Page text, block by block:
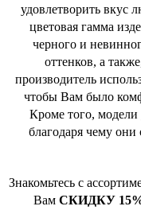
удовлетворить вкус
цветовая гамма
черного и
оттенков, а
производитель
чтобы Вам было
Кроме того, модели
благодаря чему
Знакомьтесь с
Вам СКИДКУ